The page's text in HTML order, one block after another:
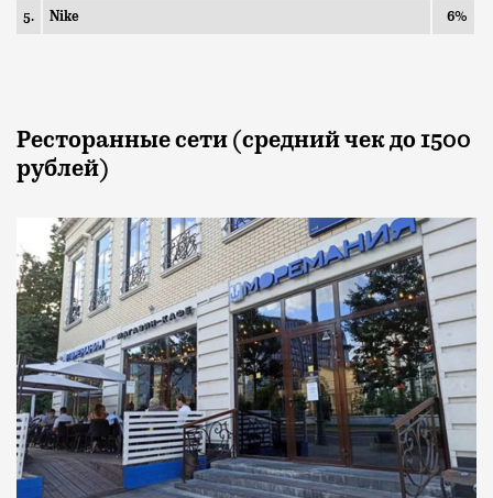
5. Nike 6%
Ресторанные сети (средний чек до 1500
рублей)